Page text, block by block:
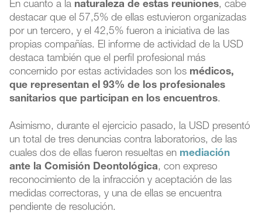
En cuanto a la naturaleza de estas reuniones, cabe
destacar que el 57,5% de ellas estuvieron organizadas
por un tercero, y el 42,5% fueron a iniciativa de las
propias compañías. El informe de actividad de la USD
destaca también que el perfil profesional más
concernido por estas actividades son los médicos,
que representan el 93% de los profesionales
sanitarios que participan en los encuentros.
Asimismo, durante el ejercicio pasado, la USD presentó
un total de tres denuncias contra laboratorios, de las
cuales dos de ellas fueron resueltas en mediación
ante la Comisión Deontológica, con expreso
reconocimiento de la infracción y aceptación de las
medidas correctoras, y una de ellas se encuentra
pendiente de resolución.